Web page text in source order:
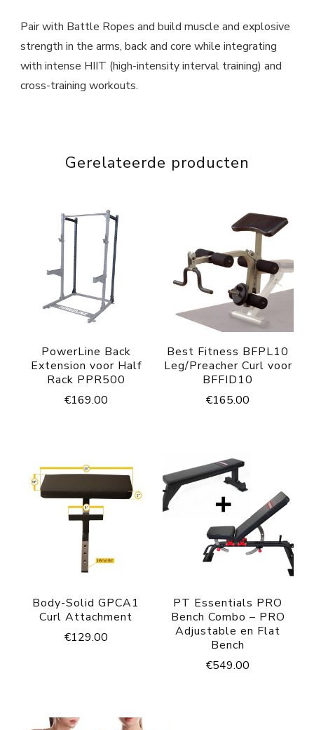
Pair with Battle Ropes and build muscle and explosive
strength in the arms, back and core while integrating
with intense HIIT (high-intensity interval training) and
cross-training workouts.
Gerelateerde producten
PowerLine Back
Extension voor Half
Rack PPR500
€169.00
Best Fitness BFPL10
Leg/Preacher Curl voor
BFFID10
€165.00
Body-Solid GPCA1
Curl Attachment
€129.00
PT Essentials PRO
Bench Combo – PRO
Adjustable en Flat
Bench
€549.00